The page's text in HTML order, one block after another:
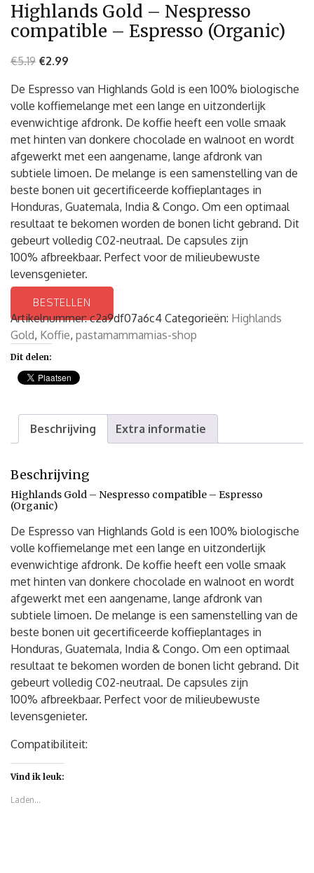
Highlands Gold – Nespresso
compatible – Espresso (Organic)
€5.19 €2.99
De Espresso van Highlands Gold is een 100% biologische
volle koffiemelange met een lange en uitzonderlijk
evenwichtige afdronk. De koffie heeft een volle smaak
met hinten van donkere chocolade en walnoot en wordt
afgewerkt met een aangename, lange afdronk van
subtiele limoen. De melange is een samenstelling van de
beste bonen uit gecertificeerde koffieplantages in
Honduras, Guatemala, India & Congo. Om een optimaal
resultaat te bekomen worden de bonen licht gebrand. Dit
gebeurt volledig C02-neutraal. De capsules zijn
100% afbreekbaar. Perfect voor de milieubewuste
levensgenieter.
BESTELLEN
Artikelnummer:c2a9df07a6c4 Categorieën: Highlands
Gold, Koffie, pastamammamias-shop
Dit delen:
Beschrijving Extra informatie
Beschrijving
Highlands Gold – Nespresso compatible – Espresso
(Organic)
De Espresso van Highlands Gold is een 100% biologische
volle koffiemelange met een lange en uitzonderlijk
evenwichtige afdronk. De koffie heeft een volle smaak
met hinten van donkere chocolade en walnoot en wordt
afgewerkt met een aangename, lange afdronk van
subtiele limoen. De melange is een samenstelling van de
beste bonen uit gecertificeerde koffieplantages in
Honduras, Guatemala, India & Congo. Om een optimaal
resultaat te bekomen worden de bonen licht gebrand. Dit
gebeurt volledig C02-neutraal. De capsules zijn
100% afbreekbaar. Perfect voor de milieubewuste
levensgenieter.
Compatibiliteit:
Vind ik leuk:
Laden...